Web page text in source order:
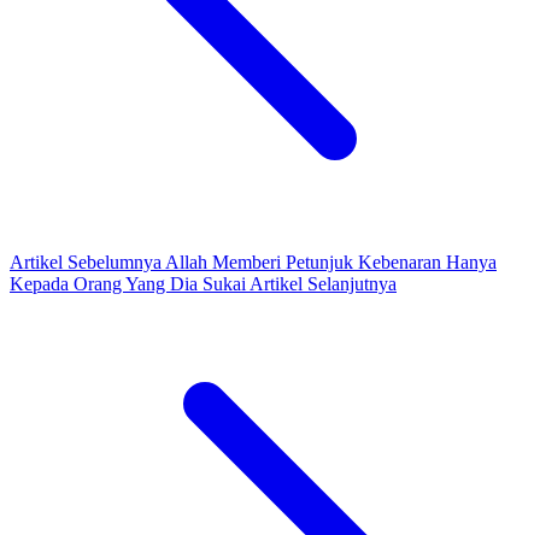
Artikel Sebelumnya Allah Memberi Petunjuk Kebenaran Hanya
Kepada Orang Yang Dia Sukai Artikel Selanjutnya